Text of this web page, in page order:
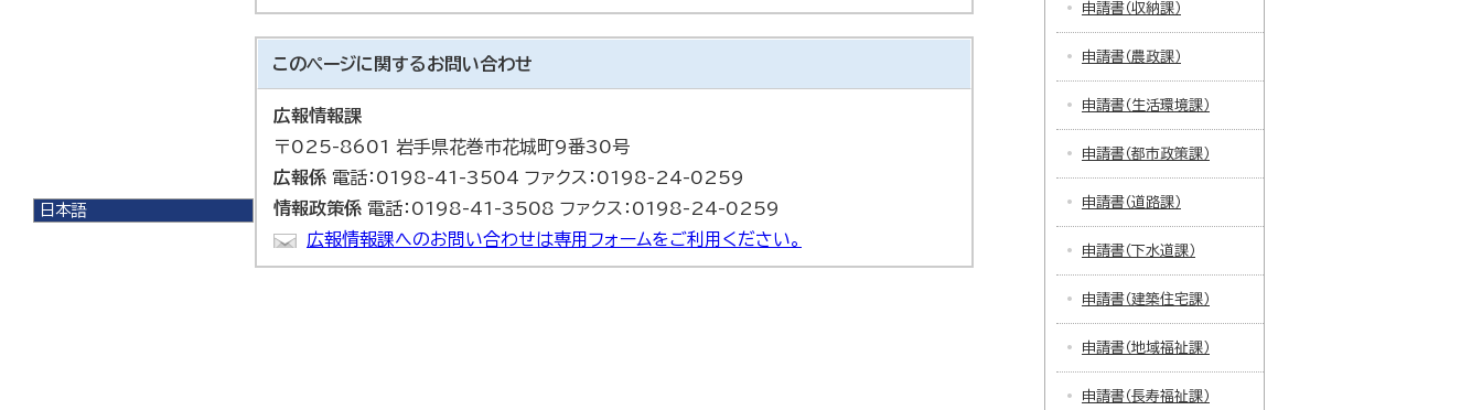
日本語
このページに関するお問い合わせ
広報情報課
〒025-8601 岩手県花巻市花城町9番30号
広報係 電話：0198-41-3504 ファクス：0198-24-0259
情報政策係 電話：0198-41-3508 ファクス：0198-24-0259
広報情報課へのお問い合わせは専用フォームをご利用ください。
申請書（収納課）
申請書（農政課）
申請書（生活環境課）
申請書（都市政策課）
申請書（道路課）
申請書（下水道課）
申請書（建築住宅課）
申請書（地域福祉課）
申請書（長寿福祉課）